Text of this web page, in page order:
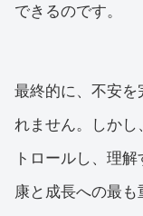
できるのです。
最終的に、不安を
れません。しかし
トロールし、理
康と成長への最